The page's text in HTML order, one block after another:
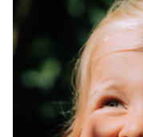
Direct inschrijven